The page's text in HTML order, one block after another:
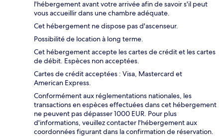
l'hébergement avant votre arrivée afin de savoir s'il peut
vous accueillir dans une chambre adéquate.
Cet hébergement ne dispose pas d'ascenseur.
Possibilité de location à long terme.
Cet hébergement accepte les cartes de crédit et les cartes
de débit. Espèces non acceptées.
Cartes de crédit acceptées : Visa, Mastercard et
American Express.
Conformément aux réglementations nationales, les
transactions en espèces effectuées dans cet hébergement
ne peuvent pas dépasser 1000 EUR. Pour plus
d'informations, veuillez contacter l'hébergement aux
coordonnées figurant dans la confirmation de réservation.